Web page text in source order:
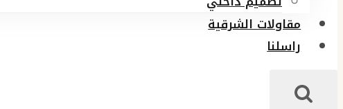
مقاولات الشرقية
راسلنا